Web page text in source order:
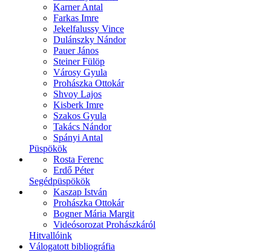
Karner Antal
Farkas Imre
Jekelfalussy Vince
Dulánszky Nándor
Pauer János
Steiner Fülöp
Városy Gyula
Prohászka Ottokár
Shvoy Lajos
Kisberk Imre
Szakos Gyula
Takács Nándor
Spányi Antal
Püspökök
Rosta Ferenc
Erdő Péter
Segédpüspökök
Kaszap István
Prohászka Ottokár
Bogner Mária Margit
Videósorozat Prohászkáról
Hitvallóink
Válogatott bibliográfia